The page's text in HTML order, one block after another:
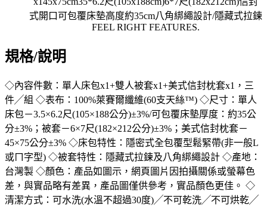
規格/說明
◇內容件數：單人床包x1+雙人被套x1+美式信封枕套x1，三
件╱組 ◇表布：100%萊賽爾纖維(60支天絲™) ◇尺寸：單人
床包－3.5×6.2尺(105×188公分)±3%/可包覆床墊厚度：約35公
分±3%；被套－6×7尺(182×212公分)±3%；美式信封枕套－
45×75公分±3% ◇床包特性：隱密式全包覆型鬆緊帶(非一般L
或ㄇ字型) ◇被套特性：隱藏式拉鍊及八角綁繩設計 ◇產地：
台灣製 ◇顏色：產品如圖示，網頁圖片因拍攝關係或螢幕色
差，與實品略有差異，產品圖僅供參考，實品顏色更佳。 ◇
清潔方式：可水洗(水溫不超過30度)╱不可乾洗╱不可烘乾╱